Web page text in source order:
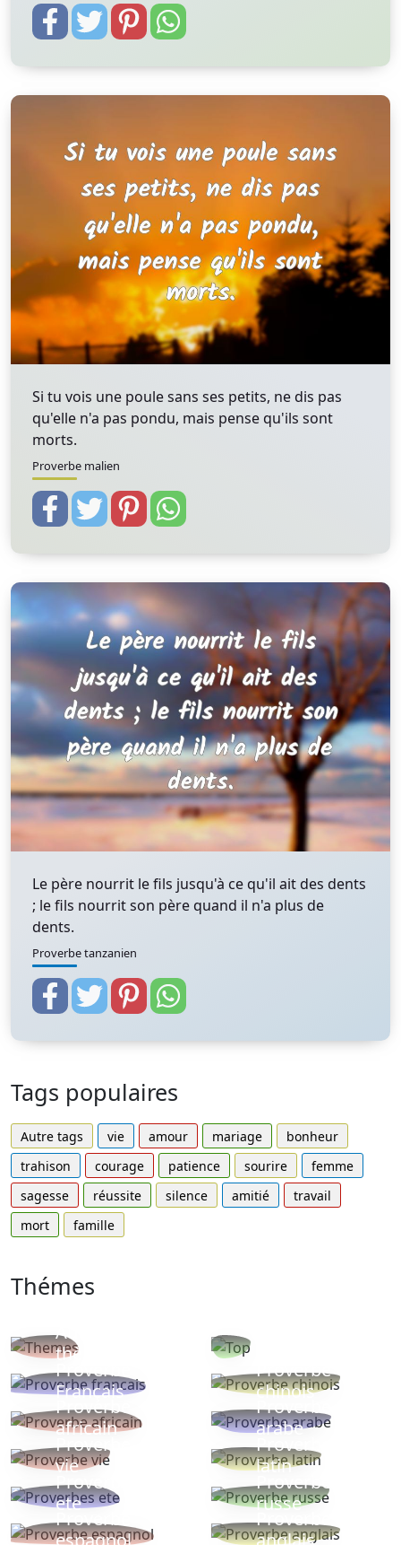
Si tu vois une poule sans ses petits, ne dis pas
qu'elle n'a pas pondu, mais pense qu'ils sont
morts.
Proverbe malien
Le père nourrit le fils jusqu'à ce qu'il ait des dents
; le fils nourrit son père quand il n'a plus de
dents.
Proverbe tanzanien
Tags populaires
Autre tags vie amour mariage
bonheur
trahison
courage patience sourire
femme
sagesse
réussite silence amitié
travail
mort
famille
Thémes
Autres
thèmes
Proverbe
Français
Proverbe
chinois
Proverbe
africain
Proverbe
arabe
Proverbe
vie
Proverbe
latin
Proverbes
ete
Proverbe
russe
Proverbe
Proverbe